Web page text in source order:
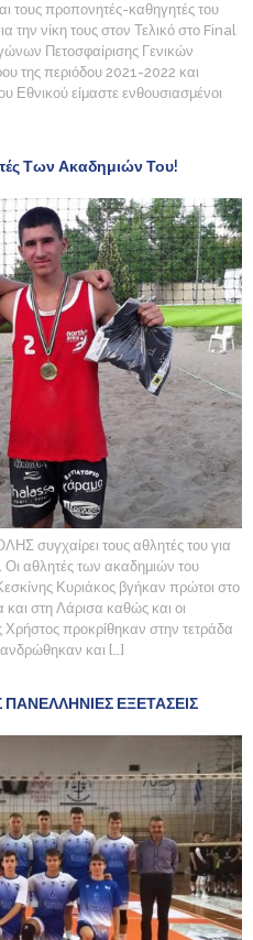
τους προπονητές-καθηγητές του
νίκη τους στον Τελικό στο Final
Πετοσφαίρισης Γενικών
της περιόδου 2021-2022 και
είμαστε ενθουσιασμένοι
Των Ακαδημιών Του!
τους αθλητές του για
Οι αθλητές των ακαδημιών του
Κυριάκος βγήκαν πρώτοι στο
στη Λάρισα καθώς και οι
Χρήστος προκρίθηκαν στην τετράδα
και […]
ΠΑΝΕΛΛΗΝΙΕΣ ΕΞΕΤΑΣΕΙΣ